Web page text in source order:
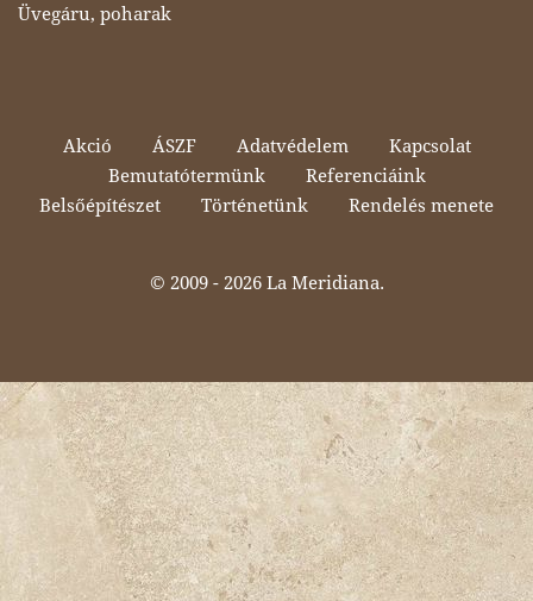
Üvegáru, poharak
Akció ÁSZF Adatvédelem
Kapcsolat
Bemutatótermünk
Referenciáink
Belsőépítészet
Történetünk Rendelés menete
© 2009 - 2026 La Meridiana.